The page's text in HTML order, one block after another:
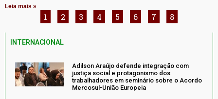
Leia mais »
1 2 3 4 5 6 7 8
INTERNACIONAL
Adilson Araújo defende integração com
justiça social e protagonismo dos
trabalhadores em seminário sobre o Acordo
Mercosul-União Europeia